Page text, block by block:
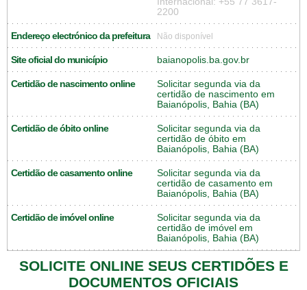
2200
Endereço electrónico da prefeitura Não disponível
Site oficial do município baianopolis.ba.gov.br
Certidão de nascimento online
Solicitar segunda via da
certidão de nascimento em
Baianópolis, Bahia (BA)
Certidão de óbito online
Solicitar segunda via da
certidão de óbito em
Baianópolis, Bahia (BA)
Certidão de casamento online
Solicitar segunda via da
certidão de casamento em
Baianópolis, Bahia (BA)
Certidão de imóvel online
Solicitar segunda via da
certidão de imóvel em
Baianópolis, Bahia (BA)
SOLICITE ONLINE SEUS CERTIDÕES E
DOCUMENTOS OFICIAIS